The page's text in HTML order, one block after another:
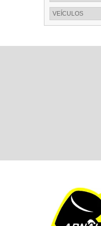
VEÍCULOS